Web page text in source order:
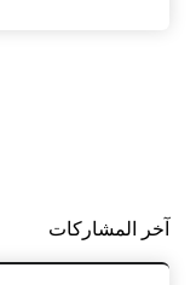
آخر المشاركات